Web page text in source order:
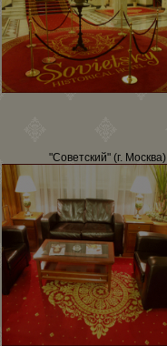
"Советский" (г. Москва)